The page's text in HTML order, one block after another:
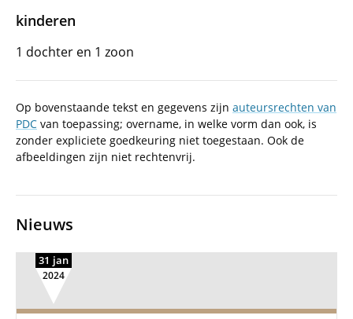
kinderen
1 dochter en 1 zoon
Op bovenstaande tekst en gegevens zijn auteursrechten van
PDC van toepassing; overname, in welke vorm dan ook, is
zonder expliciete goedkeuring niet toegestaan. Ook de
afbeeldingen zijn niet rechtenvrij.
Nieuws
31 jan
2024